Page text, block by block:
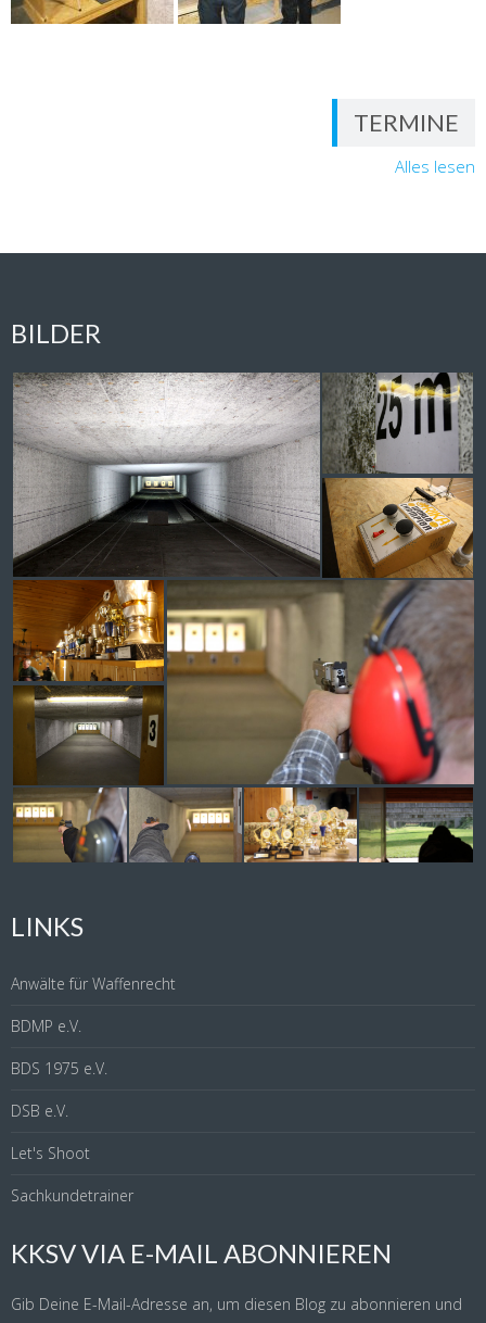
TERMINE
Alles lesen
BILDER
LINKS
Anwälte für Waffenrecht
BDMP e.V.
BDS 1975 e.V.
DSB e.V.
Let's Shoot
Sachkundetrainer
KKSV VIA E-MAIL ABONNIEREN
Gib Deine E-Mail-Adresse an, um diesen Blog zu abonnieren und